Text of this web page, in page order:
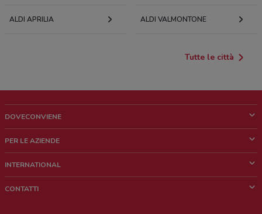
ALDI APRILIA ALDI VALMONTONE
Tutte le città
DOVECONVIENE
Chi siamo
Lavora con noi
PER LE AZIENDE
Richieste commerciali e marketing
INTERNATIONAL
CONTATTI